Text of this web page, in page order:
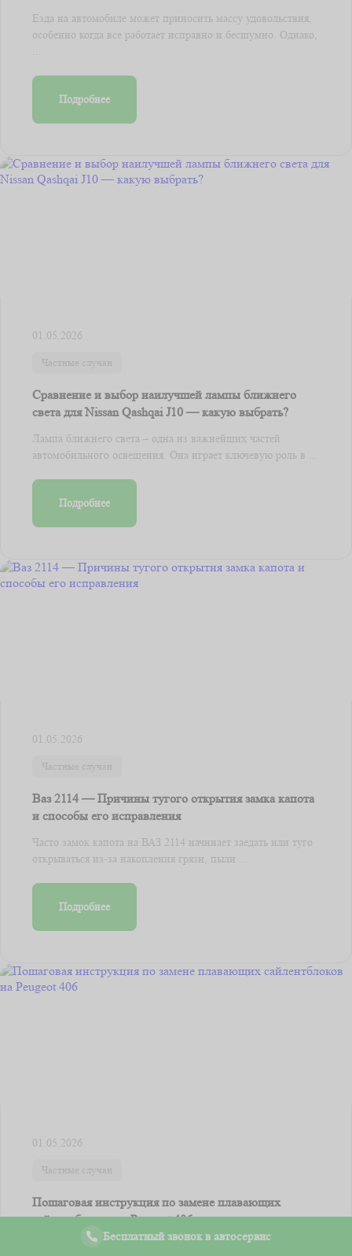
Езда на автомобиле может приносить массу удовольствия,
особенно когда все работает исправно и бесшумно. Однако,
Подробнее
01.05.2026
Частные случаи
Сравнение и выбор наилучшей лампы ближнего
света для Nissan Qashqai J10 — какую выбрать?
Лампа ближнего света – одна из важнейших частей
автомобильного освещения. Она играет ключевую роль в ...
Подробнее
01.05.2026
Частные случаи
Ваз 2114 — Причины тугого открытия замка капота
и способы его исправления
Часто замок капота на ВАЗ 2114 начинает заедать или туго
открываться из-за накопления грязи, пыли ...
Подробнее
01.05.2026
Частные случаи
Пошаговая инструкция по замене плавающих
сайлентблоков на Peugeot 406
Для успешной замены сайлентблоков вам потребуется
Бесплатный звонок в автосервис